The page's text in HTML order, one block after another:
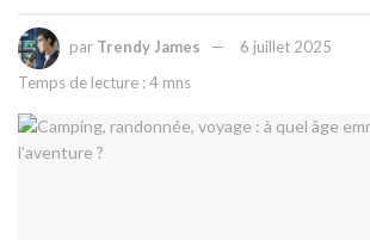
par Trendy James
6 juillet 2025
Temps de lecture : 4 mns